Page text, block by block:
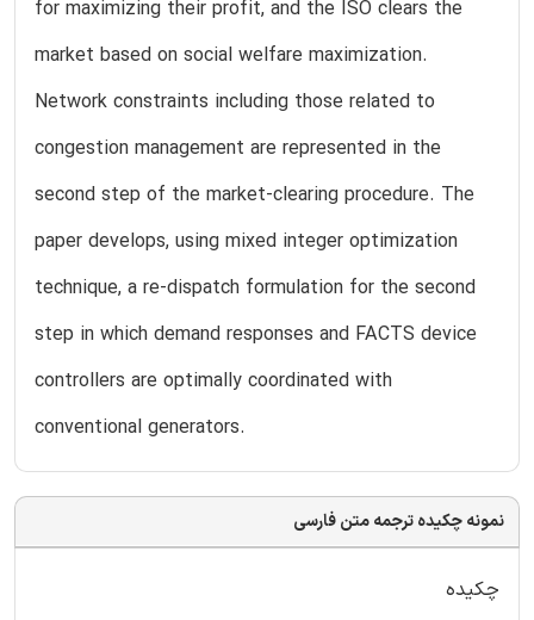
for maximizing their profit, and the ISO clears the
market based on social welfare maximization.
Network constraints including those related to
congestion management are represented in the
second step of the market-clearing procedure. The
paper develops, using mixed integer optimization
technique, a re-dispatch formulation for the second
step in which demand responses and FACTS device
controllers are optimally coordinated with
conventional generators.
نمونه چکیده ترجمه متن فارسی
چکیده